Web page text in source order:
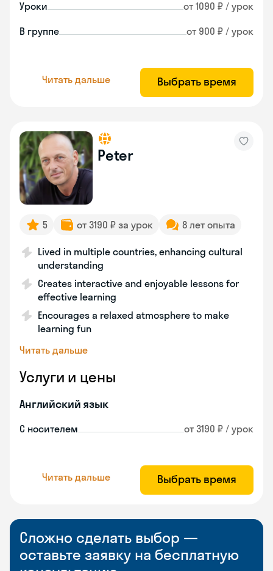
Уроки от 1090 ₽ / урок
В группе от 900 ₽ / урок
Читать дальше Выбрать время
Peter
5 от 3190 ₽ за урок 8 лет опыта
Lived in multiple countries, enhancing cultural
understanding
Creates interactive and enjoyable lessons for
effective learning
Encourages a relaxed atmosphere to make
learning fun
Читать дальше
Услуги и цены
Английский язык
С носителем от 3190 ₽ / урок
Читать дальше Выбрать время
Сложно сделать выбор —
оставьте заявку на бесплатную